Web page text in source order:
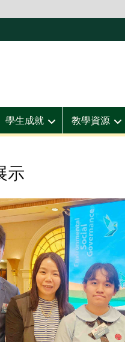
學生成就 教學資源
示